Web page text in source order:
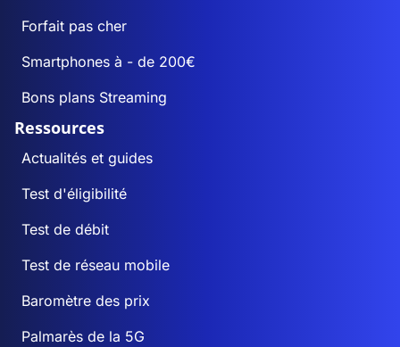
Forfait pas cher
Smartphones à - de 200€
Bons plans Streaming
Ressources
Actualités et guides
Test d'éligibilité
Test de débit
Test de réseau mobile
Baromètre des prix
Palmarès de la 5G